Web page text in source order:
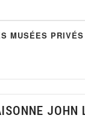
MUSÉES PRIVÉS
JOHN